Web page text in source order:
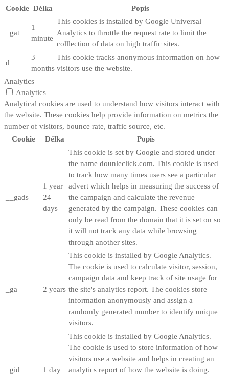
Cookie Délka Popis
_gat
1
minute
This cookies is installed by Google Universal
Analytics to throttle the request rate to limit the
colllection of data on high traffic sites.
d
3
months
This cookie tracks anonymous information on how
visitors use the website.
Analytics
Analytics
Analytical cookies are used to understand how visitors interact with
the website. These cookies help provide information on metrics the
number of visitors, bounce rate, traffic source, etc.
Cookie
Délka Popis
__gads
1 year
24
days
This cookie is set by Google and stored under
the name dounleclick.com. This cookie is used
to track how many times users see a particular
advert which helps in measuring the success of
the campaign and calculate the revenue
generated by the campaign. These cookies can
only be read from the domain that it is set on so
it will not track any data while browsing
through another sites.
_ga 2 years
This cookie is installed by Google Analytics.
The cookie is used to calculate visitor, session,
campaign data and keep track of site usage for
the site's analytics report. The cookies store
information anonymously and assign a
randomly generated number to identify unique
visitors.
_gid 1 day
This cookie is installed by Google Analytics.
The cookie is used to store information of how
visitors use a website and helps in creating an
analytics report of how the website is doing.